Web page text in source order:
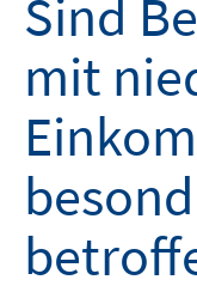
Sind
mit